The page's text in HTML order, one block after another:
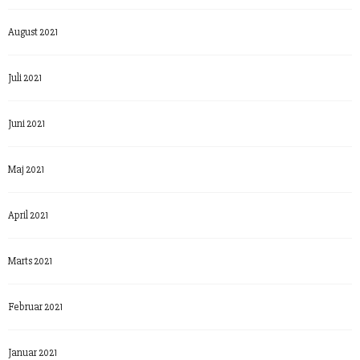
August 2021
Juli 2021
Juni 2021
Maj 2021
April 2021
Marts 2021
Februar 2021
Januar 2021